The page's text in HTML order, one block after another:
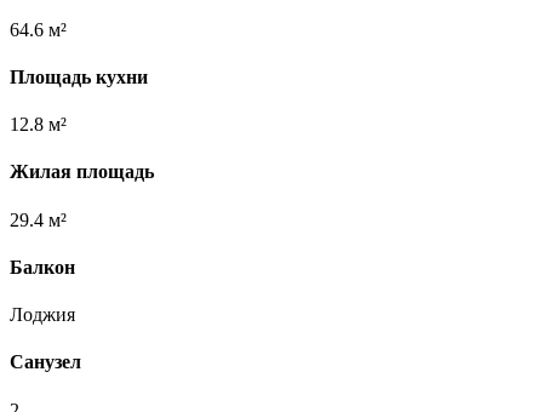
64.6 м²
Площадь кухни
12.8 м²
Жилая площадь
29.4 м²
Балкон
Лоджия
Санузел